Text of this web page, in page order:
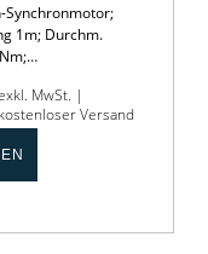
Synchronmotor;
1m; Durchm.
MwSt. |
kostenloser Versand